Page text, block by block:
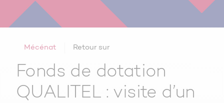
Mécénat Retour sur
Fonds de dotation
QUALITEL : visite d’un